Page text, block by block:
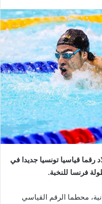
قياسيا تونسيا جديدا في
بن ميلاد توقيتا قدره 24.67 ثانية، محطما الرقم القياسي